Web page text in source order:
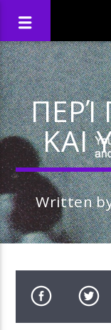
ΚΑΙ
Written